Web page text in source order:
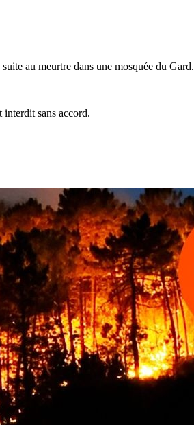
au meurtre dans une mosquée du Gard.
sans accord.